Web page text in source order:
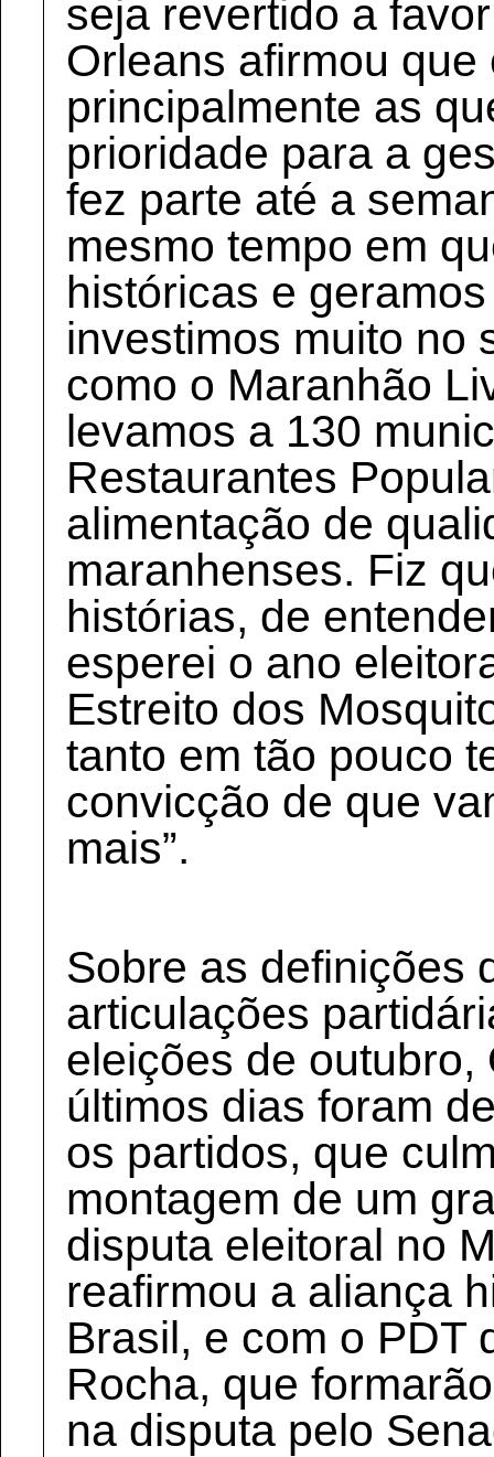
seja revertido a
Orleans afirmou
principalmente as
prioridade para a
fez parte até a
mesmo tempo em
históricas e
investimos muito no
como o Maranhão
levamos a 130
Restaurantes
alimentação de
maranhenses. Fiz
histórias, de
esperei o ano
Estreito dos
tanto em tão pouco
convicção de que
mais”.
Sobre as definições
articulações
eleições de
últimos dias foram
os partidos, que
montagem de um
disputa eleitoral no
reafirmou a aliança
Brasil, e com o PDT
Rocha, que
na disputa pelo